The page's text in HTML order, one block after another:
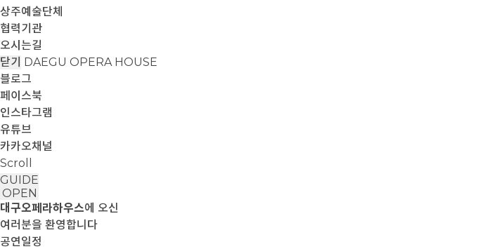
상주예술단체
협력기관
오시는길
닫기 DAEGU OPERA HOUSE
블로그
페이스북
인스타그램
유튜브
카카오채널
Scroll
GUIDE
OPEN
대구오페라하우스에 오신
여러분을 환영합니다
공연일정